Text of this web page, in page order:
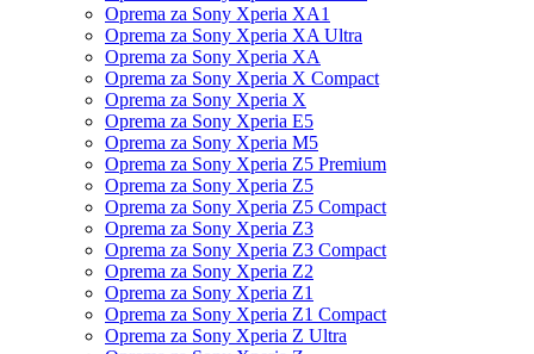
Oprema za Sony Xperia XA1
Oprema za Sony Xperia XA Ultra
Oprema za Sony Xperia XA
Oprema za Sony Xperia X Compact
Oprema za Sony Xperia X
Oprema za Sony Xperia E5
Oprema za Sony Xperia M5
Oprema za Sony Xperia Z5 Premium
Oprema za Sony Xperia Z5
Oprema za Sony Xperia Z5 Compact
Oprema za Sony Xperia Z3
Oprema za Sony Xperia Z3 Compact
Oprema za Sony Xperia Z2
Oprema za Sony Xperia Z1
Oprema za Sony Xperia Z1 Compact
Oprema za Sony Xperia Z Ultra